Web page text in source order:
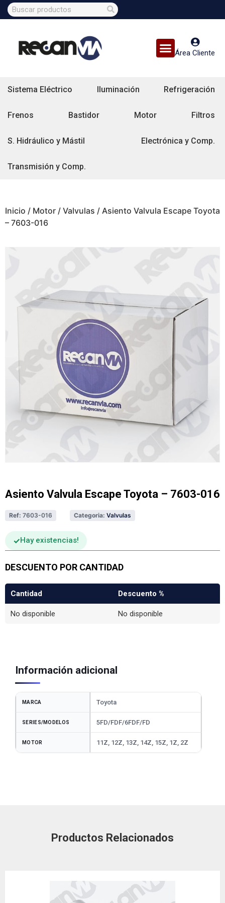
Área Cliente
Sistema Eléctrico Iluminación Refrigeración
Frenos Bastidor Motor Filtros
S. Hidráulico y Mástil Electrónica y Comp.
Transmisión y Comp.
Inicio / Motor / Valvulas / Asiento Valvula Escape Toyota
– 7603-016
Asiento Valvula Escape Toyota – 7603-016
Ref: 7603-016 Categoria: Valvulas
Hay existencias
DESCUENTO POR CANTIDAD
Cantidad Descuento %
No disponible No disponible
Información adicional
MARCA Toyota
SERIES/MODELOS 5FD/FDF/6FDF/FD
MOTOR 11Z, 12Z, 13Z, 14Z, 15Z, 1Z, 2Z
Productos Relacionados